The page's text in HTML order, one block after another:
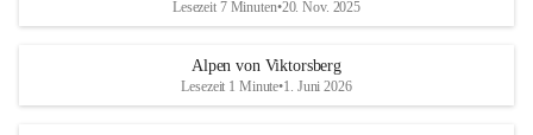
Lesezeit 7 Minuten•20. Nov. 2025
Alpen von Viktorsberg
Lesezeit 1 Minute•1. Juni 2026